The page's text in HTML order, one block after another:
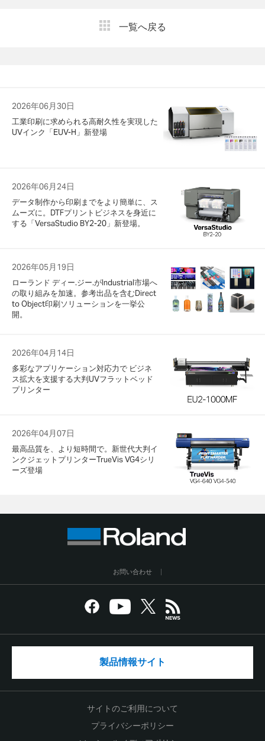
一覧へ戻る
2026年06月30日
工業印刷に求められる高耐久性を実現した
UVインク「EUV-H」新登場
2026年06月24日
データ制作から印刷までをより簡単に、ス
ムーズに。DTFプリントビジネスを身近に
する「VersaStudio BY2-20」新登場。
2026年05月19日
ローランド ディー.ジー.がIndustrial市場へ
の取り組みを加速。参考出品を含むDirect
to Object印刷ソリューションを一挙公
開。
2026年04月14日
多彩なアプリケーション対応力で ビジネ
ス拡大を支援する大判UVフラットベッド
プリンター
2026年04月07日
最高品質を、より短時間で。新世代大判イ
ンクジェットプリンターTrueVis VG4シリ
ーズ登場
お問い合わせ
製品情報サイト
サイトのご利用について
プライバシーポリシー